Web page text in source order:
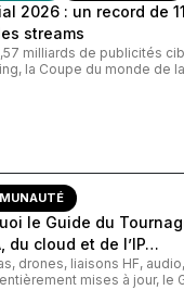
2026 : un record de
streams
milliards de publicités
la Coupe du monde de la
le Guide du
du cloud et de l’IP…
drones, liaisons HF,
mises à jour, le